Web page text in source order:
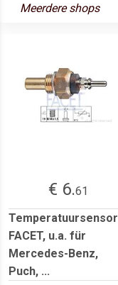
Meerdere shops
€ 6.61
Temperatuursensor
FACET, u.a. für
Mercedes-Benz,
Puch, ...